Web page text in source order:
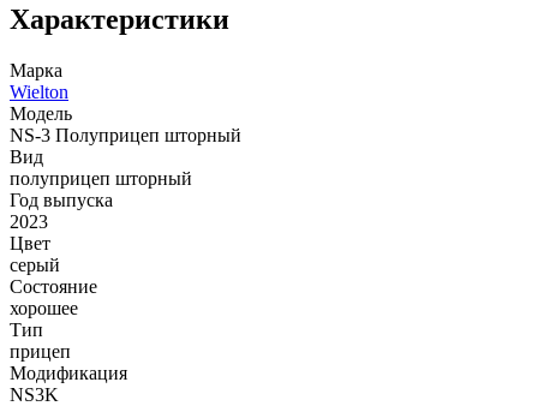
Характеристики
Марка
Wielton
Модель
NS-3 Полуприцеп шторный
Вид
полуприцеп шторный
Год выпуска
2023
Цвет
серый
Состояние
хорошее
Тип
прицеп
Модификация
NS3K